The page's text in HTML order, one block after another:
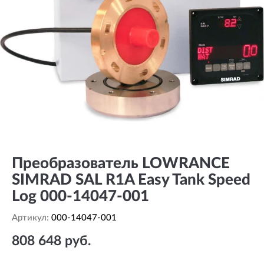
Преобразователь LOWRANCE
SIMRAD SAL R1A Easy Tank Speed
Log 000-14047-001
Артикул: 000-14047-001
808 648 руб.